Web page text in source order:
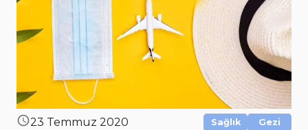
23 Temmuz 2020 Sağlık Gezi